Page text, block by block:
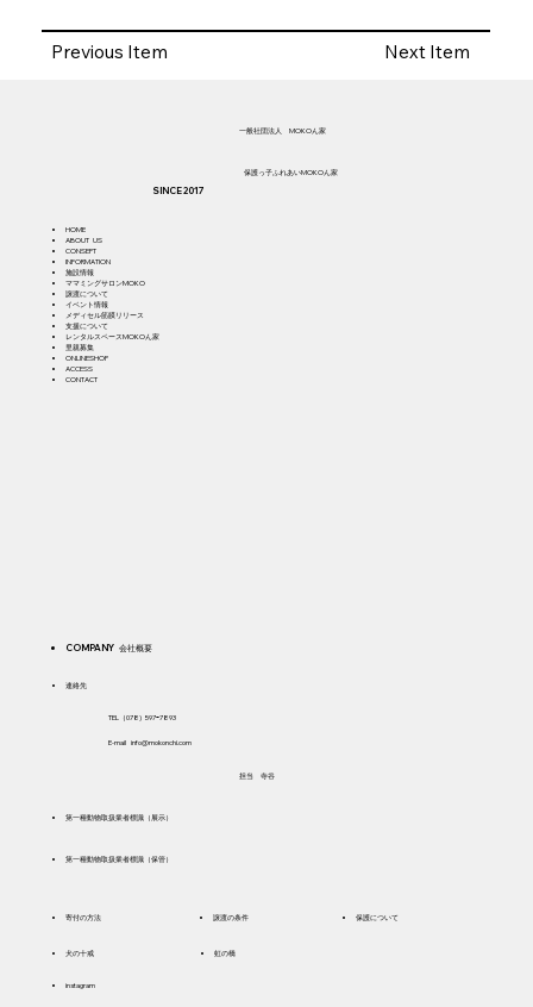
Previous Item Next Item
​一般社団法人 MOKOん家
HOME
ABOUT US
CONSEPT
INFORMATION
施設情報
ママミングサロンMOKO
譲渡について
イベント情報
メディセル筋膜リリース
支援について
​レ ンタルスペースMOKOん家
​里親募集
ONLINESHOP
ACCESS
CONTACT
SINCE 2017
​保護っ子ふれあいMOKOん家
​第一種動物取扱業者標識（展示）
寄付の方法 譲渡の条件 保護について
​第一種動物取扱業者標識（保管）
COMPANY 会社概要
犬の十戒
instagram
虹の橋
​連絡先
TEL（078) 597ｰ7893
E-mail info@mokonchi.com
​担当 寺谷